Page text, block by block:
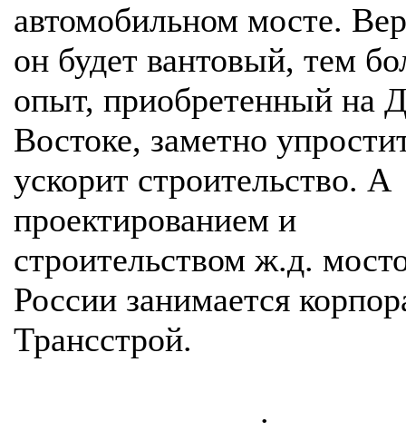
автомобильном мосте.
он будет вантовый, тем
опыт, приобретенный на
Востоке, заметно
ускорит строительство. А
проектированием и
строительством ж.д.
России занимается
Трансстрой.
.